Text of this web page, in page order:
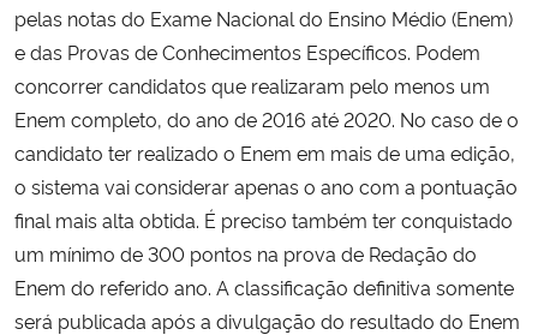
pelas notas do Exame Nacional do Ensino Médio (Enem)
e das Provas de Conhecimentos Específicos. Podem
concorrer candidatos que realizaram pelo menos um
Enem completo, do ano de 2016 até 2020. No caso de o
candidato ter realizado o Enem em mais de uma edição,
o sistema vai considerar apenas o ano com a pontuação
final mais alta obtida. É preciso também ter conquistado
um mínimo de 300 pontos na prova de Redação do
Enem do referido ano. A classificação definitiva somente
será publicada após a divulgação do resultado do Enem